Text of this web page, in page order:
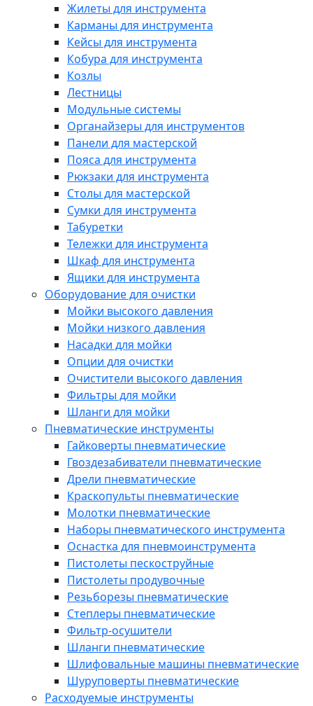
Жилеты для инструмента
Карманы для инструмента
Кейсы для инструмента
Кобура для инструмента
Козлы
Лестницы
Модульные системы
Органайзеры для инструментов
Панели для мастерской
Пояса для инструмента
Рюкзаки для инструмента
Столы для мастерской
Сумки для инструмента
Табуретки
Тележки для инструмента
Шкаф для инструмента
Ящики для инструмента
Оборудование для очистки
Мойки высокого давления
Мойки низкого давления
Насадки для мойки
Опции для очистки
Очистители высокого давления
Фильтры для мойки
Шланги для мойки
Пневматические инструменты
Гайковерты пневматические
Гвоздезабиватели пневматические
Дрели пневматические
Краскопульты пневматические
Молотки пневматические
Наборы пневматического инструмента
Оснастка для пневмоинструмента
Пистолеты пескоструйные
Пистолеты продувочные
Резьборезы пневматические
Степлеры пневматические
Фильтр-осушители
Шланги пневматические
Шлифовальные машины пневматические
Шуруповерты пневматические
Расходуемые инструменты